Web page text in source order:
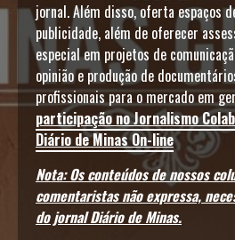
jornal. Além disso, oferta espaços
publicidade, além de oferecer
especial em projetos de
opinião e produção de
profissionais para o mercado em
participação no Jornalismo
Diário de Minas On-line
Nota: Os conteúdos de nossos
comentaristas não expressa,
do jornal Diário de Minas.